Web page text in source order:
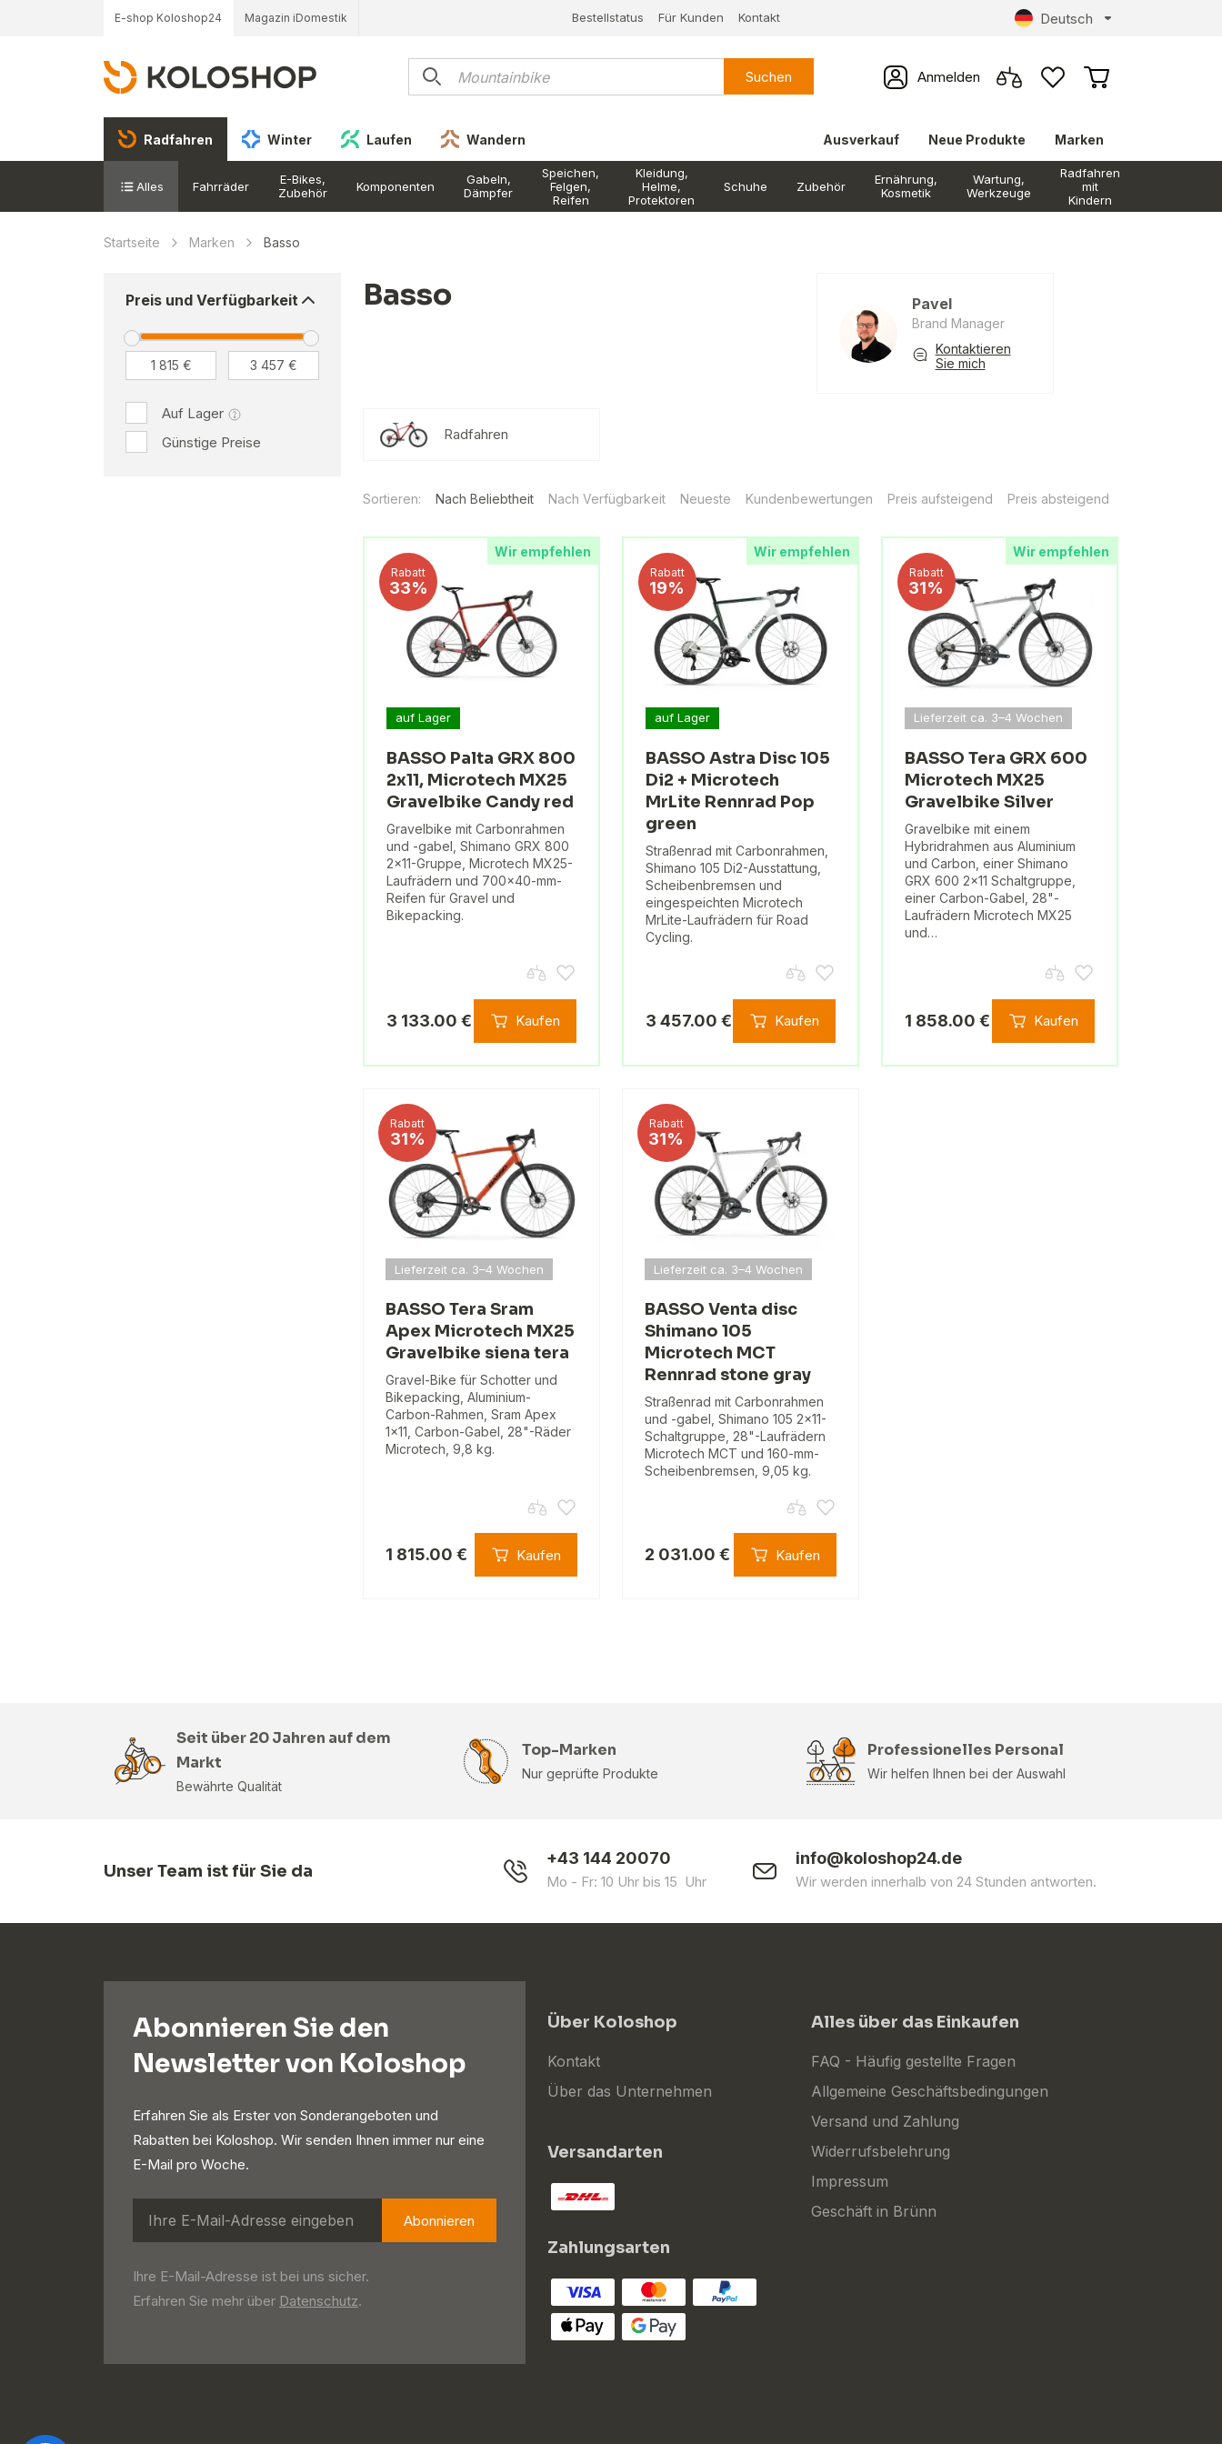
E-shop Koloshop24 Magazin iDomestik Bestellstatus Für Kunden Kontakt Deutsch
Suchen Anmelden
Radfahren Winter Laufen Wandern Ausverkauf Neue Produkte Marken
Alles Fahrräder
E-Bikes,
Zubehör
Komponenten
Gabeln,
Dämpfer
Speichen,
Felgen,
Reifen
Kleidung,
Helme,
Protektoren
Schuhe Zubehör
Ernährung,
Kosmetik
Wartung,
Werkzeuge
Radfahren
mit
Kindern
Startseite Marken Basso
Preis und Verfügbarkeit
Auf Lager
Günstige Preise
Basso Pavel
Brand Manager
Kontaktieren
Sie mich
Radfahren
Sortieren: Nach Beliebtheit Nach Verfügbarkeit Neueste Kundenbewertungen Preis aufsteigend Preis absteigend
Wir empfehlen
Rabatt
33%
auf Lager
BASSO Palta GRX 800
2x11, Microtech MX25
Gravelbike Candy red
Gravelbike mit Carbonrahmen
und -gabel, Shimano GRX 800
2x11-Gruppe, Microtech MX25-
Laufrädern und 700×40-mm-
Reifen für Gravel und
Bikepacking.
3 133.00 € Kaufen
Wir empfehlen
Rabatt
19%
auf Lager
BASSO Astra Disc 105
Di2 + Microtech
MrLite Rennrad Pop
green
Straßenrad mit Carbonrahmen,
Shimano 105 Di2-Ausstattung,
Scheibenbremsen und
eingespeichten Microtech
MrLite-Laufrädern für Road
Cycling.
3 457.00 € Kaufen
Wir empfehlen
Rabatt
31%
Lieferzeit ca. 3–4 Wochen
BASSO Tera GRX 600
Microtech MX25
Gravelbike Silver
Gravelbike mit einem
Hybridrahmen aus Aluminium
und Carbon, einer Shimano
GRX 600 2x11 Schaltgruppe,
einer Carbon-Gabel, 28"-
Laufrädern Microtech MX25
und…
1 858.00 € Kaufen
Rabatt
31%
Lieferzeit ca. 3–4 Wochen
BASSO Tera Sram
Apex Microtech MX25
Gravelbike siena tera
Gravel-Bike für Schotter und
Bikepacking, Aluminium-
Carbon-Rahmen, Sram Apex
1x11, Carbon-Gabel, 28"-Räder
Microtech, 9,8 kg.
1 815.00 € Kaufen
Rabatt
31%
Lieferzeit ca. 3–4 Wochen
BASSO Venta disc
Shimano 105
Microtech MCT
Rennrad stone gray
Straßenrad mit Carbonrahmen
und -gabel, Shimano 105 2x11-
Schaltgruppe, 28"-Laufrädern
Microtech MCT und 160-mm-
Scheibenbremsen, 9,05 kg.
2 031.00 € Kaufen
Seit über 20 Jahren auf dem
Markt
Bewährte Qualität
Top-Marken
Nur geprüfte Produkte
Professionelles Personal
Wir helfen Ihnen bei der Auswahl
Unser Team ist für Sie da
+43 144 20070
Mo - Fr: 10 Uhr bis 15 Uhr
info@koloshop24.de
Wir werden innerhalb von 24 Stunden antworten.
Abonnieren Sie den
Newsletter von Koloshop
Erfahren Sie als Erster von Sonderangeboten und
Rabatten bei Koloshop. Wir senden Ihnen immer nur eine
E-Mail pro Woche.
Abonnieren
Ihre E-Mail-Adresse ist bei uns sicher.
Erfahren Sie mehr über Datenschutz.
Über Koloshop
Kontakt
Über das Unternehmen
Versandarten
Zahlungsarten
Alles über das Einkaufen
FAQ - Häufig gestellte Fragen
Allgemeine Geschäftsbedingungen
Versand und Zahlung
Widerrufsbelehrung
Impressum
Geschäft in Brünn